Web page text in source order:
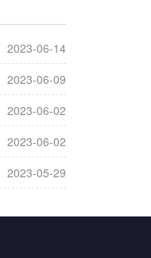
2023-06-14
2023-06-09
2023-06-02
2023-06-02
2023-05-29